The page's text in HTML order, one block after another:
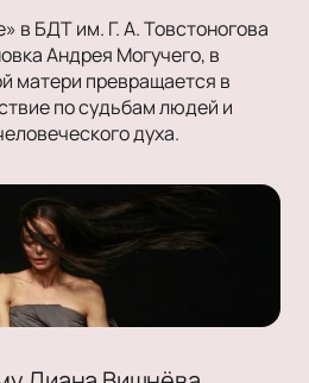
в БДТ им. Г. А. Товстоногова
Андрея Могучего, в
матери превращается в
по судьбам людей и
духа.